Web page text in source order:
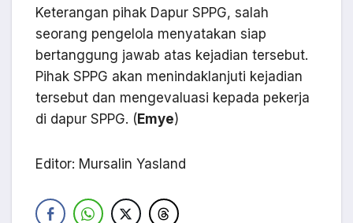
Keterangan pihak Dapur SPPG, salah
seorang pengelola menyatakan siap
bertanggung jawab atas kejadian tersebut.
Pihak SPPG akan menindaklanjuti kejadian
tersebut dan mengevaluasi kepada pekerja
di dapur SPPG. ( Emye)
Editor: Mursalin Yasland